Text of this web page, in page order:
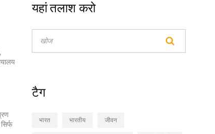
यहां तलाश करो
टैग
भारत भारतीय जीवन